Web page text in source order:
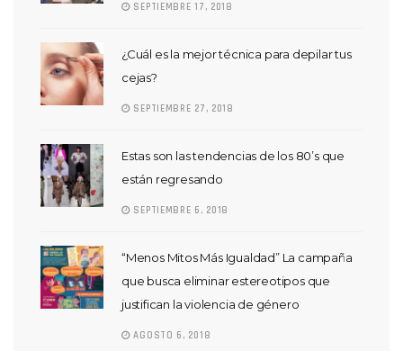
SEPTIEMBRE 17, 2018
¿Cuál es la mejor técnica para depilar tus
cejas?
SEPTIEMBRE 27, 2018
Estas son las tendencias de los 80’s que
están regresando
SEPTIEMBRE 6, 2018
“Menos Mitos Más Igualdad” La campaña
que busca eliminar estereotipos que
justifican la violencia de género
AGOSTO 6, 2018